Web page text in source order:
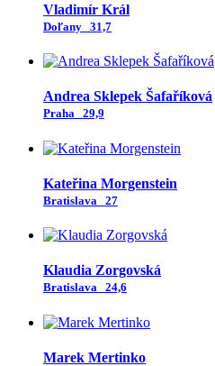
Vladimír Král
Doľany 31,7
Andrea Sklepek Šafaříková
Praha 29,9
Kateřina Morgenstein
Bratislava 27
Klaudia Zorgovská
Bratislava 24,6
Marek Mertinko